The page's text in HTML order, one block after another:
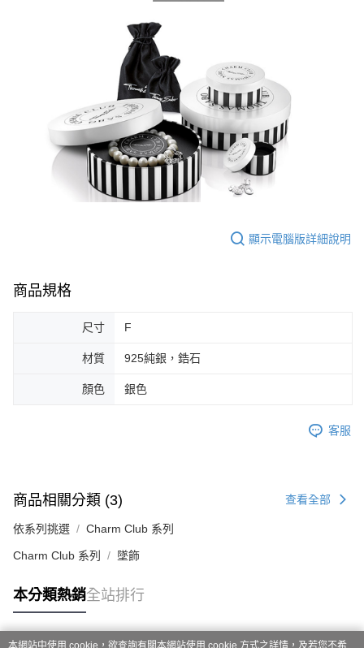
顯示電腦版詳細說明
商品規格
尺寸 F
材質 925純銀，鋯石
顏色 銀色
客服
商品相關分類 (3) 查看全部
依系列挑選 Charm Club 系列
Charm Club 系列 墜飾
本分類熱銷全站排行
本網站中使用 cookie，欲查詢有關本網站使用 cookie 方式之詳情，及若您不希